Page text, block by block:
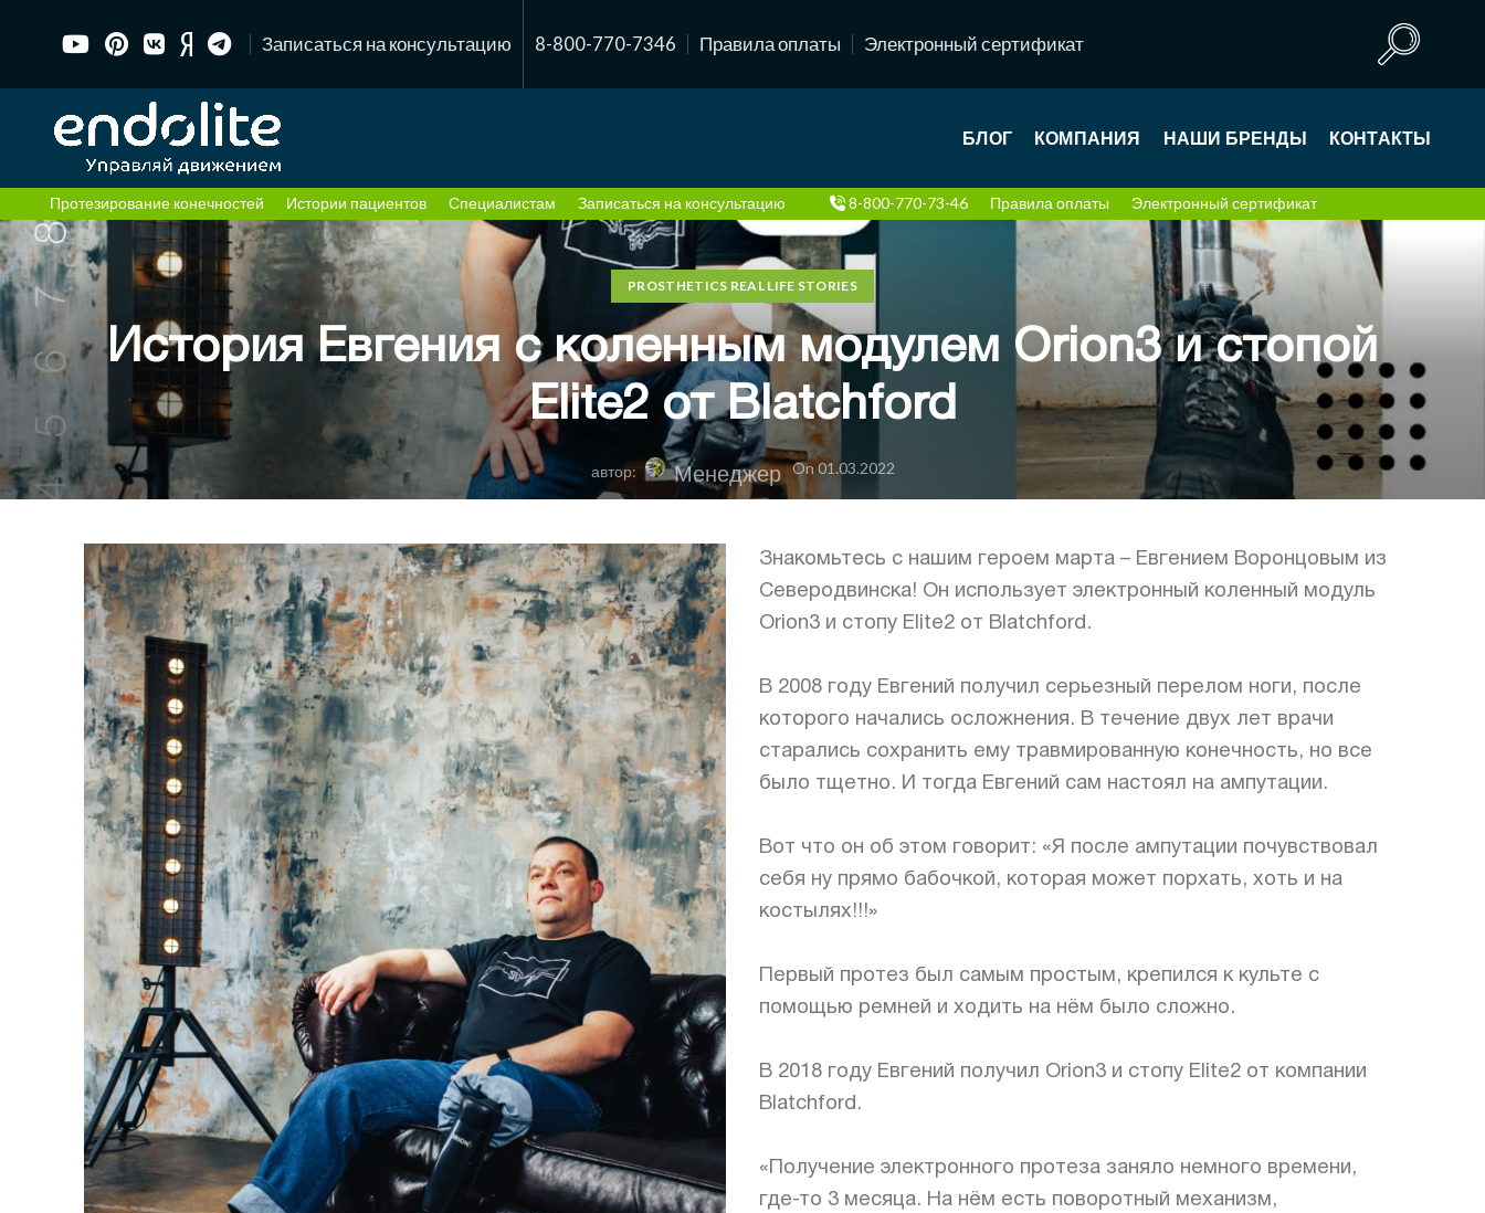
Записаться на консультацию 8-800-770-7346 Правила оплаты Электронный сертификат
БЛОГ КОМПАНИЯ НАШИ БРЕНДЫ КОНТАКТЫ
Протезирование конечностей Истории пациентов Специалистам Записаться на консультацию 8-800-770-73-46 Правила оплаты Электронный сертификат
PROSTHETICS REAL LIFE STORIES
История Евгения с коленным модулем Orion3 и стопой
Elite2 от Blatchford
автор: Менеджер On 01.03.2022
Знакомьтесь с нашим героем марта – Евгением Воронцовым из
Северодвинска! Он использует электронный коленный модуль
Orion3 и стопу Elite2 от Blatchford.
В 2008 году Евгений получил серьезный перелом ноги, после
которого начались осложнения. В течение двух лет врачи
старались сохранить ему травмированную конечность, но все
было тщетно. И тогда Евгений сам настоял на ампутации.
Вот что он об этом говорит: «Я после ампутации почувствовал
себя ну прямо бабочкой, которая может порхать, хоть и на
костылях!!!»
Первый протез был самым простым, крепился к культе с
помощью ремней и ходить на нём было сложно.
В 2018 году Евгений получил Orion3 и стопу Elite2 от компании
Blatchford.
«Получение электронного протеза заняло немного времени,
где-то 3 месяца. На нём есть поворотный механизм,